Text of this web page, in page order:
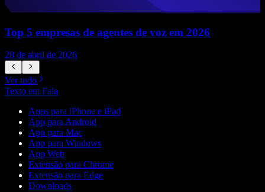
Top 5 empresas de agentes de voz em 2026
28 de abril de 2026
Ver tudo
Texto em Fala
Apps para iPhone e iPad
App para Android
App para Mac
App para Windows
App Web
Extensão para Chrome
Extensão para Edge
Downloads